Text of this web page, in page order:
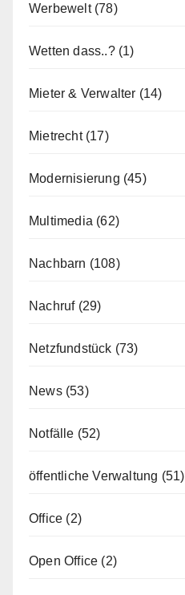
Werbewelt(78)
Wetten dass..?(1)
Mieter & Verwalter (14)
Mietrecht(17)
Modernisierung (45)
Multimedia (62)
Nachbarn (108)
Nachruf(29)
Netzfundstück (73)
News(53)
Notfälle (52)
öffentliche Verwaltung (51)
Office (2)
Open Office (2)